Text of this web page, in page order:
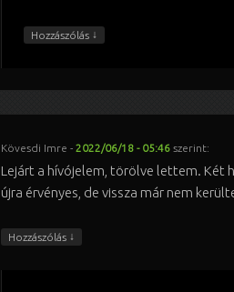
Hozzászólás ↓
Kövesdi Imre - 2022/06/18 - 05:46 szerint:
Lejárt a hívójelem, törölve lettem. Két
újra érvényes, de vissza már nem
Hozzászólás ↓